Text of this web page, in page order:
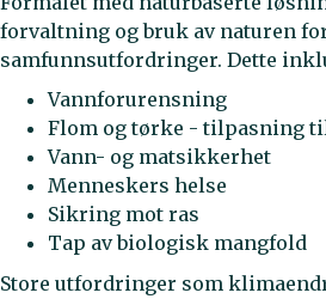
forvaltning og bruk av naturen
samfunnsutfordringer. Dette
Vannforurensning
Flom og tørke - tilpasning
Vann- og matsikkerhet
Menneskers helse
Sikring mot ras
Tap av biologisk mangfold
Store utfordringer som